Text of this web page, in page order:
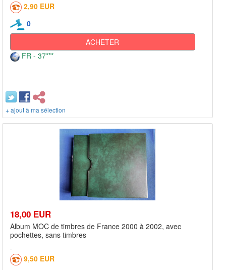
2,90 EUR
0
ACHETER
FR - 37***
+ ajout à ma sélection
18,00 EUR
Album MOC de timbres de France 2000 à 2002, avec
pochettes, sans timbres
9,50 EUR